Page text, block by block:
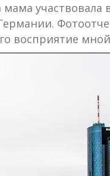
участвовала
восприятие